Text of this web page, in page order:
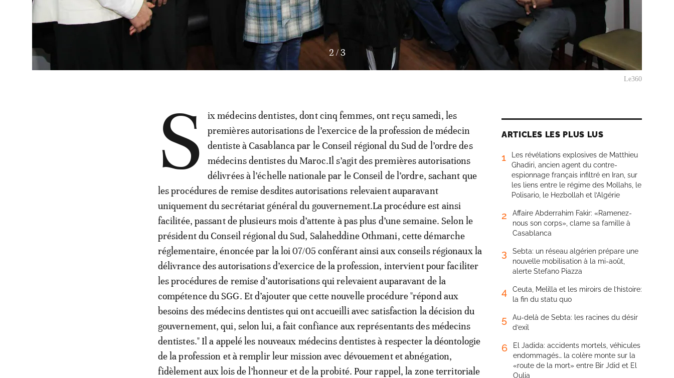
3 /3
Le360
S
ix médecins dentistes, dont cinq femmes, ont reçu samedi, les
premières autorisations de l’exercice de la profession de médecin
dentiste à Casablanca par le Conseil régional du Sud de l’ordre des
médecins dentistes du Maroc.Il s’agit des premières autorisations
délivrées à l’échelle nationale par le Conseil de l’ordre, sachant que
les procédures de remise desdites autorisations relevaient auparavant
uniquement du secrétariat général du gouvernement.La procédure est ainsi
facilitée, passant de plusieurs mois d’attente à pas plus d’une semaine. Selon le
président du Conseil régional du Sud, Salaheddine Othmani, cette démarche
réglementaire, énoncée par la loi 07/05 conférant ainsi aux conseils régionaux la
délivrance des autorisations d’exercice de la profession, intervient pour faciliter
les procédures de remise d’autorisations qui relevaient auparavant de la
compétence du SGG. Et d’ajouter que cette nouvelle procédure "répond aux
besoins des médecins dentistes qui ont accueilli avec satisfaction la décision du
gouvernement, qui, selon lui, a fait confiance aux représentants des médecins
dentistes." Il a appelé les nouveaux médecins dentistes à respecter la déontologie
de la profession et à remplir leur mission avec dévouement et abnégation,
fidèlement aux lois de l’honneur et de la probité. Pour rappel, la zone territoriale
ARTICLES LES PLUS LUS
1
Les révélations explosives de Matthieu
Ghadiri, ancien agent du contre-
espionnage français infiltré en Iran, sur
les liens entre le régime des Mollahs, le
Polisario, le Hezbollah et l’Algérie
2
Affaire Abderrahim Fakir: «Ramenez-
nous son corps», clame sa famille à
Casablanca
3
Sebta: un réseau algérien prépare une
nouvelle mobilisation à la mi-août,
alerte Stefano Piazza
4
Ceuta, Melilla et les miroirs de l’histoire:
la fin du statu quo
5
Au-delà de Sebta: les racines du désir
d’exil
6
El Jadida: accidents mortels, véhicules
endommagés… la colère monte sur la
«route de la mort» entre Bir Jdid et El
Oulja